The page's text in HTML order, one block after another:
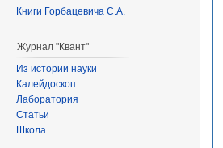
Книги Горбацевича С.А.
Журнал "Квант"
Из истории науки
Калейдоскоп
Лаборатория
Статьи
Школа